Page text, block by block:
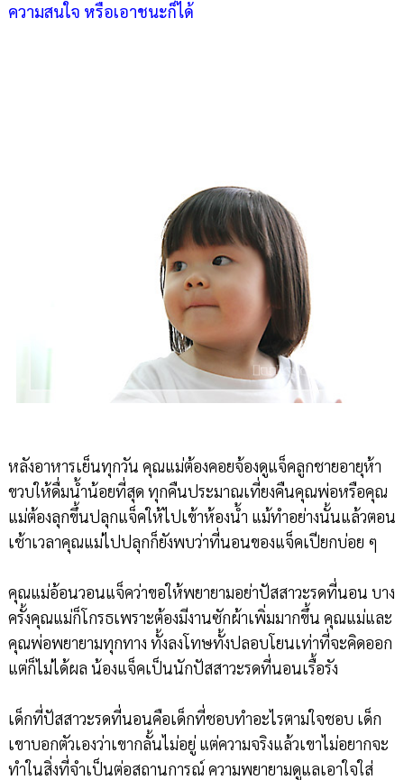
ความสนใจ หรือเอาชนะก็ได้
หลังอาหารเย็นทุกวัน คุณแม่ต้องคอยจ้องดูแจ็คลูกชายอายุห้า
ขวบให้ดื่มน้ำน้อยที่สุด ทุกคืนประมาณเที่ยงคืนคุณพ่อหรือคุณ
แม่ต้องลุกขึ้นปลุกแจ็คให้ไปเข้าห้องน้ำ แม้ทำอย่างนั้นแล้วตอน
เช้าเวลาคุณแม่ไปปลุกก็ยังพบว่าที่นอนของแจ็คเปียกบ่อย ๆ
คุณแม่อ้อนวอนแจ็คว่าขอให้พยายามอย่าปัสสาวะรดที่นอน บาง
ครั้งคุณแม่ก็โกรธเพราะต้องมีงานซักผ้าเพิ่มมากขึ้น คุณแม่และ
คุณพ่อพยายามทุกทาง ทั้งลงโทษทั้งปลอบโยนเท่าที่จะคิดออก
แต่ก็ไม่ได้ผล น้องแจ็คเป็นนักปัสสาวะรดที่นอนเรื้อรัง
เด็กที่ปัสสาวะรดที่นอนคือเด็กที่ชอบทำอะไรตามใจชอบ เด็ก
เขาบอกตัวเองว่าเขากลั้นไม่อยู่ แต่ความจริงแล้วเขาไม่อยากจะ
ทำในสิ่งที่จำเป็นต่อสถานการณ์ ความพยายามดูแลเอาใจใส่